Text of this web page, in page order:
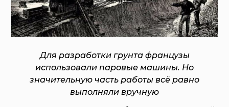
Для разработки грунта французы
использовали паровые машины. Но
значительную часть работы всё равно
выполняли вручную